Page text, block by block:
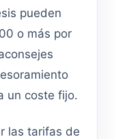
pueden
o más por
un coste fijo.
las tarifas de